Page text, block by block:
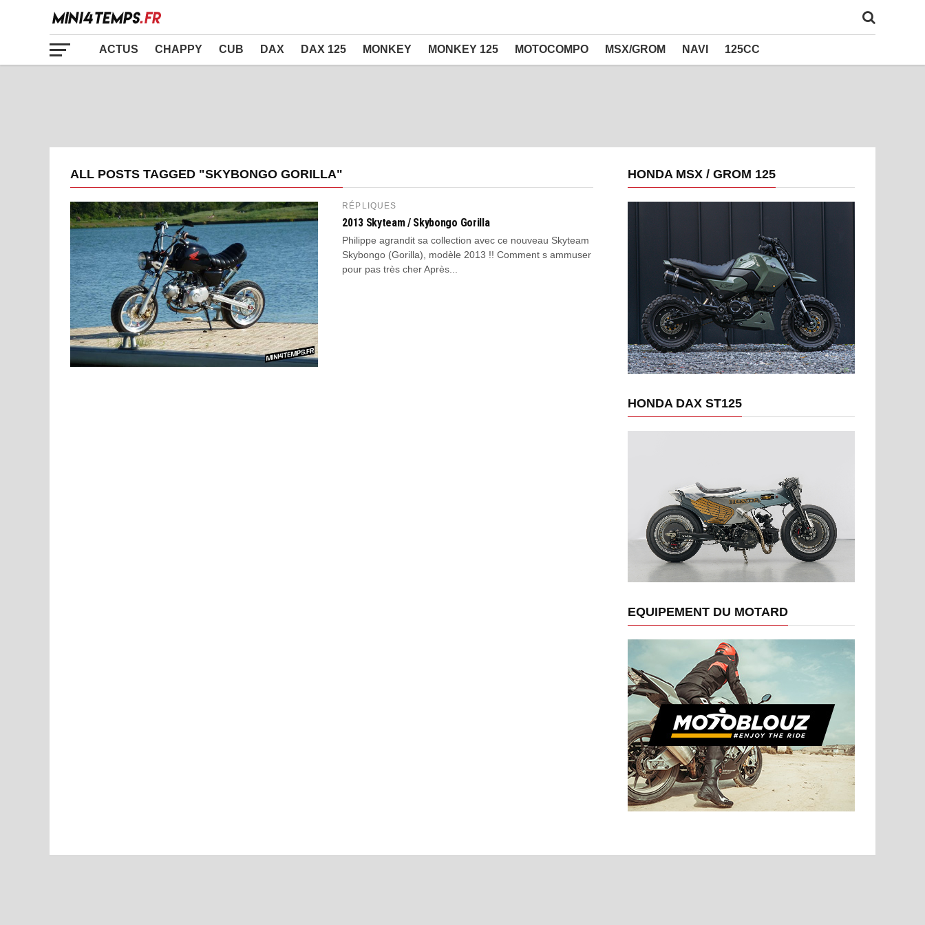
ACTUS CHAPPY CUB DAX DAX 125 MONKEY MONKEY 125 MOTOCOMPO MSX/GROM NAVI 125CC
ALL POSTS TAGGED "SKYBONGO GORILLA"
RÉPLIQUES
2013 Skyteam / Skybongo Gorilla
Philippe agrandit sa collection avec ce nouveau Skyteam
Skybongo (Gorilla), modèle 2013 !! Comment s ammuser
pour pas très cher Après...
HONDA MSX / GROM 125
HONDA DAX ST125
EQUIPEMENT DU MOTARD